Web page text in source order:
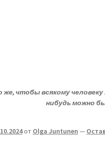
же, чтобы всякому человеку
нибудь можно
от Olga Juntunen —